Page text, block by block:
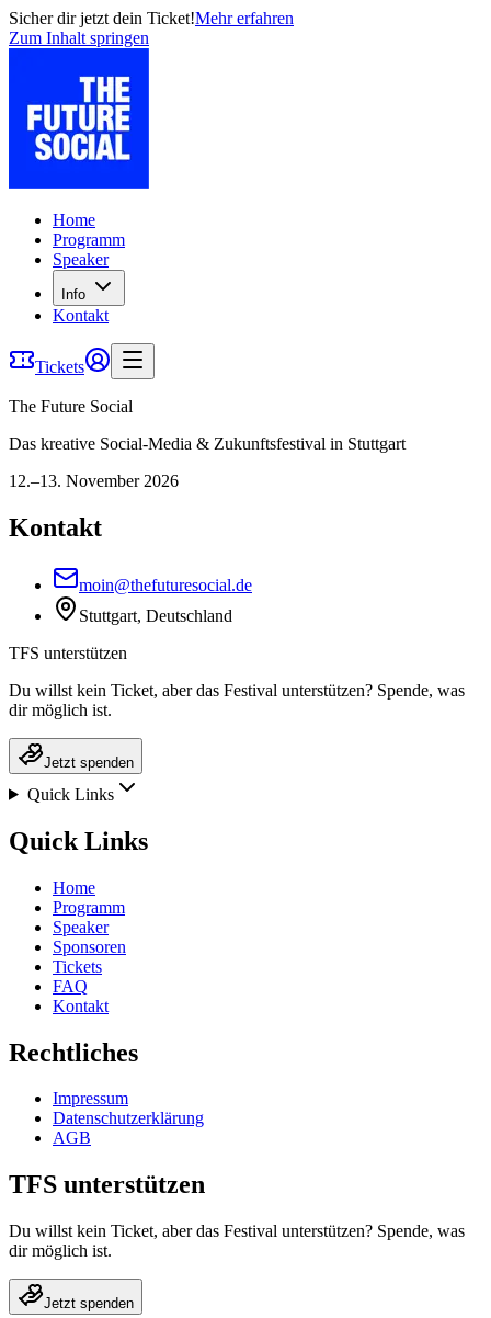
Sicher dir jetzt dein Ticket!Mehr erfahren
Zum Inhalt springen
Home
Programm
Speaker
Info
Kontakt
Tickets
The Future Social
Das kreative Social-Media & Zukunftsfestival in Stuttgart
12.–13. November 2026
Kontakt
moin@thefuturesocial.de
Stuttgart, Deutschland
TFS unterstützen
Du willst kein Ticket, aber das Festival unterstützen? Spende, was
dir möglich ist.
Jetzt spenden
Quick Links
Quick Links
Home
Programm
Speaker
Sponsoren
Tickets
FAQ
Kontakt
Rechtliches
Impressum
Datenschutzerklärung
AGB
TFS unterstützen
Du willst kein Ticket, aber das Festival unterstützen? Spende, was
dir möglich ist.
Jetzt spenden